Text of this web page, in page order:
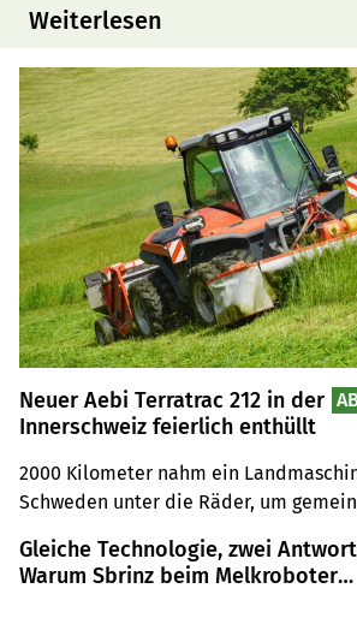
Weiterlesen
Neuer Aebi Terratrac 212 in der
Innerschweiz feierlich enthüllt
2000 Kilometer nahm ein
Schweden unter die Räder, um
Aebi Terratrac 212 live zu erleben. Hat
auf die Alp Blüemlisberg (SZ) gelohnt?
Gleiche Technologie, zwei
Warum Sbrinz beim Melkroboter